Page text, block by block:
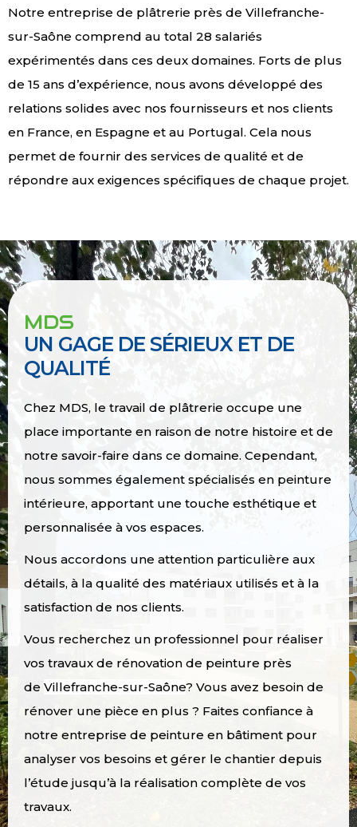
Notre entreprise de plâtrerie près de Villefranche-
sur-Saône comprend au total 28 salariés
expérimentés dans ces deux domaines. Forts de plus
de 15 ans d’expérience, nous avons développé des
relations solides avec nos fournisseurs et nos clients
en France, en Espagne et au Portugal. Cela nous
permet de fournir des services de qualité et de
répondre aux exigences spécifiques de chaque projet.
MDS
UN GAGE DE SÉRIEUX ET DE
QUALITÉ
Chez MDS, le travail de plâtrerie occupe une
place importante en raison de notre histoire et de
notre savoir-faire dans ce domaine. Cependant,
nous sommes également spécialisés en peinture
intérieure, apportant une touche esthétique et
personnalisée à vos espaces.
Nous accordons une attention particulière aux
détails, à la qualité des matériaux utilisés et à la
satisfaction de nos clients.
Vous recherchez un professionnel pour réaliser
vos travaux de rénovation de peinture près
de Villefranche-sur-Saône? Vous avez besoin de
rénover une pièce en plus ? Faites confiance à
notre entreprise de peinture en bâtiment pour
analyser vos besoins et gérer le chantier depuis
l’étude jusqu’à la réalisation complète de vos
travaux.